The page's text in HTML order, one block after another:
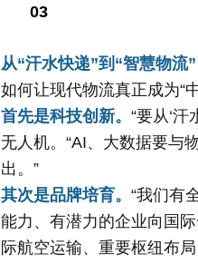
03
从“汗水快递”到“智慧物流
如何让现代物流真正成为“
首先是科技创新。 “要从‘
无人机。“AI、大数据要与
出。”
其次是品牌培育。 “我们有
能力、有潜力的企业向国
际航空运输、重要枢纽布